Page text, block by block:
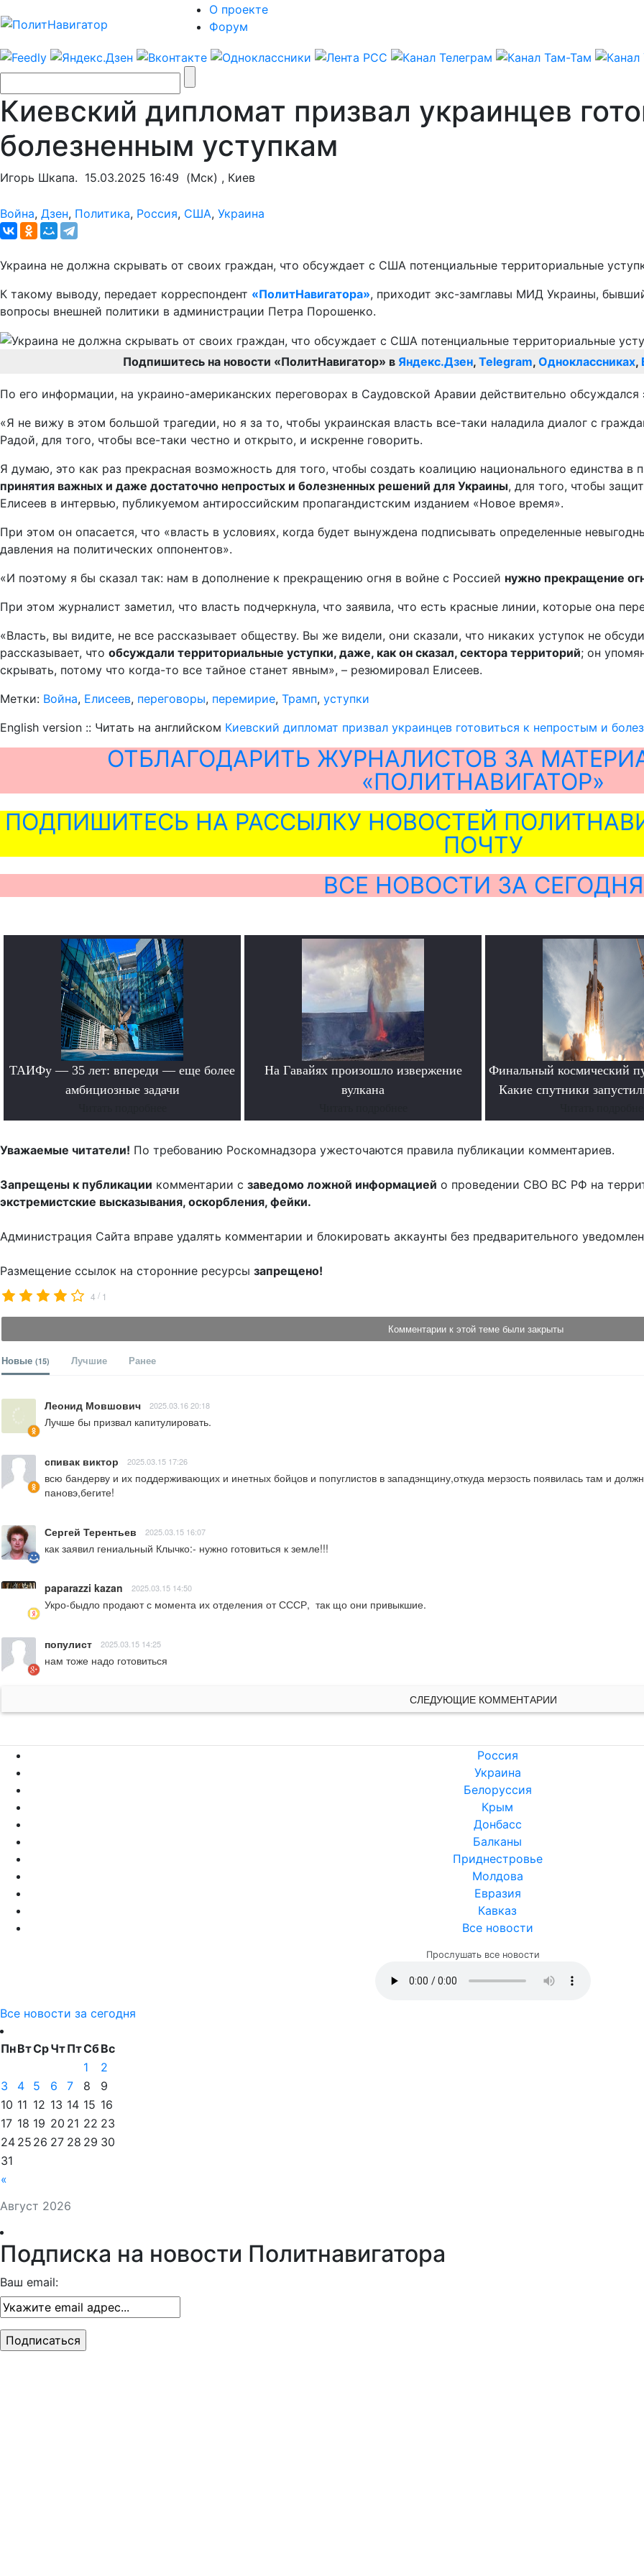
О проекте
Форум
Киевский дипломат призвал украинцев
болезненным уступкам
Игорь Шкапа. 15.03.2025 16:49 (Мск) , Киев
Война, Дзен, Политика, Россия, США, Украина
Украина не должна скрывать от своих граждан, что обсуждает с США потенциальные территориальные
К такому выводу, передает корреспондент «ПолитНавигатора», приходит экс-замглавы МИД Украины,
вопросы внешней политики в администрации Петра Порошенко.
Подпишитесь на новости «ПолитНавигатор» в Яндекс.Дзен, Telegram, Одноклассниках,
По его информации, на украино-американских переговорах в Саудовской Аравии действительно
«Я не вижу в этом большой трагедии, но я за то, чтобы украинская власть все-таки наладила диалог с
Радой, для того, чтобы все-таки честно и открыто, и искренне говорить.
Я думаю, это как раз прекрасная возможность для того, чтобы создать коалицию национального единства в
принятия важных и даже достаточно непростых и болезненных решений для Украины, для того, чтобы
Елисеев в интервью, публикуемом антироссийским пропагандистским изданием «Новое время».
При этом он опасается, что «власть в условиях, когда будет вынуждена подписывать определенные
давления на политических оппонентов».
«И поэтому я бы сказал так: нам в дополнение к прекращению огня в войне с Россией нужно прекращение
При этом журналист заметил, что власть подчеркнула, что заявила, что есть красные линии, которые она
«Власть, вы видите, не все рассказывает обществу. Вы же видели, они сказали, что никаких уступок не
рассказывает, что обсуждали территориальные уступки, даже, как он сказал, сектора территорий; он
скрывать, потому что когда-то все тайное станет явным», – резюмировал Елисеев.
Метки: Война, Елисеев, переговоры, перемирие, Трамп, уступки
English version :: Читать на английском Киевский дипломат призвал украинцев готовиться к непростым и
ОТБЛАГОДАРИТЬ ЖУРНАЛИСТОВ ЗА
«ПОЛИТНАВИГАТОР»
ПОДПИШИТЕСЬ НА РАССЫЛКУ НОВОСТЕЙ
ПОЧТУ
ВСЕ НОВОСТИ ЗА СЕГОДНЯ
ТАИФу — 35 лет: впереди — еще более
амбициозные задачи
На Гавайях произошло извержение
вулкана
Финальный космический
Какие спутники
Уважаемые читатели! По требованию Роскомнадзора ужесточаются правила публикации комментариев.
Запрещены к публикации комментарии с заведомо ложной информацией о проведении СВО ВС РФ на
экстремистские высказывания, оскорбления, фейки.
Администрация Сайта вправе удалять комментарии и блокировать аккаунты без предварительного
Размещение ссылок на сторонние ресурсы запрещено!
4 / 1
Комментарии к этой теме были закрыты
Новые (15) Лучшие Ранее
Леонид Мовшович 2025.03.16 20:18
Лучше бы призвал капитулировать.
спивак виктор 2025.03.15 17:26
всю бандерву и их поддерживающих и инетных бойцов и попуглистов в западэнщину,откуда мерзость появилась там и
пановэ,бегите!
Сергей Терентьев 2025.03.15 16:07
как заявил гениальный Клычко:- нужно готовиться к земле!!!
paparazzi kazan 2025.03.15 14:50
Укро-быдло продают с момента их отделения от СССР,  так що они привыкшие.
популист 2025.03.15 14:25
нам тоже надо готовиться
СЛЕДУЮЩИЕ КОММЕНТАРИИ
Россия
Украина
Белоруссия
Крым
Донбасс
Балканы
Приднестровье
Молдова
Евразия
Кавказ
Все новости
Прослушать все новости
Все новости за сегодня
Август 2026
ПнВтСрЧтПтСбВс
«
1
2
3
4 5 6 7 8
9
10 11 12 13 14 15 16
17 18 19 20 21 22 23
24 25 26 27 28 29 30
31
Подписка на новости Политнавигатора
Ваш email: